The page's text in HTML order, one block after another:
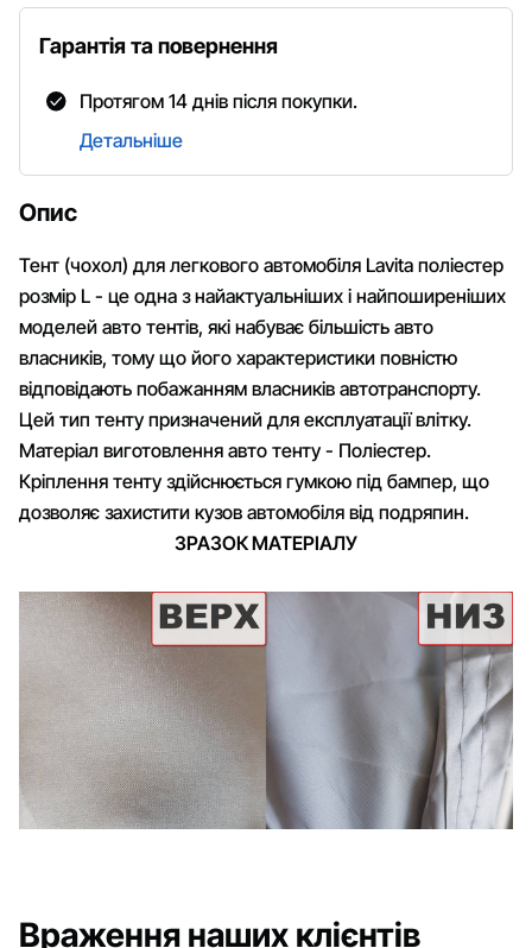
Опис
Тент (чохол) для легкового автомобіля Lavita поліестер
розмір L - це одна з найактуальніших і найпоширеніших
моделей авто тентів, які набуває більшість авто
власників, тому що його характеристики повністю
відповідають побажанням власників автотранспорту.
Цей тип тенту призначений для експлуатації влітку.
Матеріал виготовлення авто тенту - Поліестер.
Кріплення тенту здійснюється гумкою під бампер, що
дозволяє захистити кузов автомобіля від подряпин.
ЗРАЗОК МАТЕРІАЛУ
Гарантія та повернення
Протягом 14 днів після покупки.
Детальніше
Враження наших клієнтів